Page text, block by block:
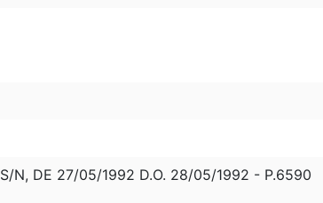
S/N, DE 27/05/1992 D.O. 28/05/1992 - P.6590